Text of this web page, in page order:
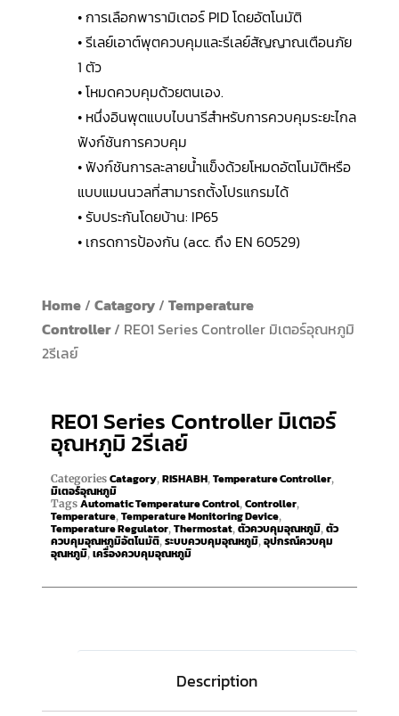
• การเลือกพารามิเตอร์ PID โดยอัตโนมัติ
• รีเลย์เอาต์พุตควบคุมและรีเลย์สัญญาณเตือนภัย
1 ตัว
• โหมดควบคุมด้วยตนเอง.
• หนึ่งอินพุตแบบไบนารีสำหรับการควบคุมระยะไกล
ฟังก์ชันการควบคุม
• ฟังก์ชันการละลายน้ำแข็งด้วยโหมดอัตโนมัติหรือ
แบบแมนนวลที่สามารถตั้งโปรแกรมได้
• รับประกันโดยบ้าน: IP65
• เกรดการป้องกัน (acc. ถึง EN 60529)
Home/ Catagory/ Temperature
Controller/ RE01 Series Controller มิเตอร์อุณหภูมิ
2รีเลย์
RE01 Series Controller มิเตอร์
อุณหภูมิ 2รีเลย์
Categories Catagory, RISHABH, Temperature Controller,
มิเตอร์อุณหภูมิ
Tags Automatic Temperature Control, Controller,
Temperature, Temperature Monitoring Device,
Temperature Regulator, Thermostat, ตัวควบคุมอุณหภูมิ, ตัว
ควบคุมอุณหภูมิอัตโนมัติ, ระบบควบคุมอุณหภูมิ, อุปกรณ์ควบคุม
อุณหภูมิ, เครื่องควบคุมอุณหภูมิ
Description